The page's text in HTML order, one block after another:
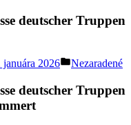
deutscher Truppen
januára 2026
Posted
Nezaradené
deutscher Truppen